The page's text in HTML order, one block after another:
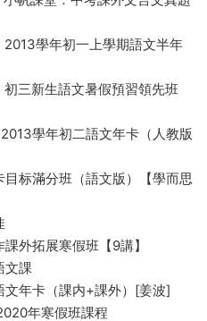
學年初一上學期語文半年
三新生語文暑假預習領先班
學年初二語文年卡（人教版
标滿分班（語文版）【學而思
外拓展寒假班【9講】
文課
年卡（課内+課外）[姜波]
年寒假班課程